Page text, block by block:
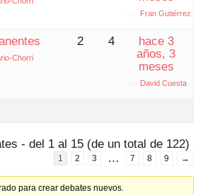
Fran Gutiérrez
Chorri
2 4
hace 3
años, 3
meses
David Cuesta
- del 1 al 15 (de un total de 122)
1 2 3 … 7 8 9 →
para crear debates nuevos.